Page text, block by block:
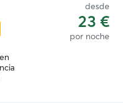
desde
23 €
por noche